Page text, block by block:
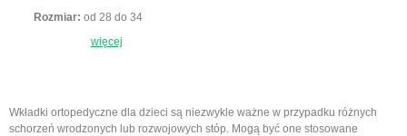
Rozmiar: od 28 do 34
więcej
Wkładki ortopedyczne dla dzieci są niezwykle ważne w przypadku różnych
schorzeń wrodzonych lub rozwojowych stóp. Mogą być one stosowane